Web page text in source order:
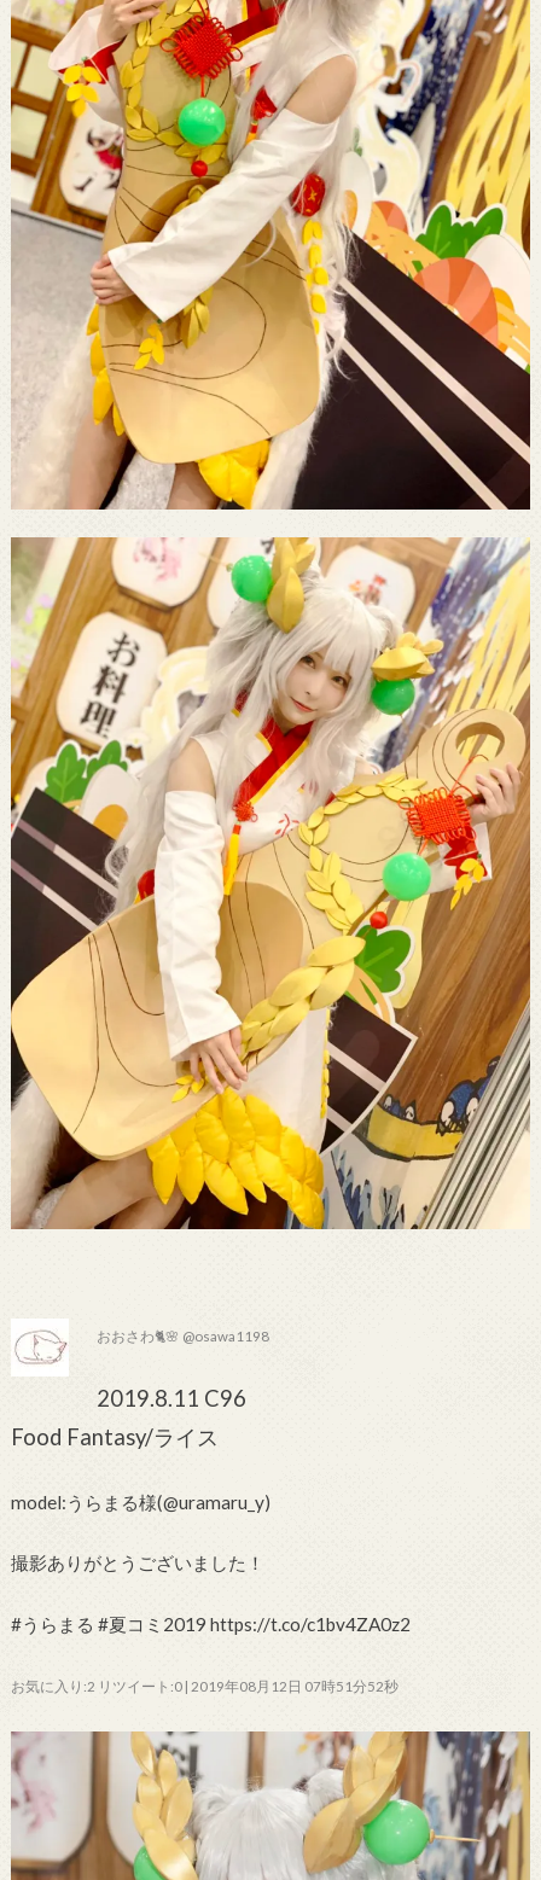
おおさわ🐈🌸 @osawa1198
2019.8.11 C96
Food Fantasy/ライス
model:うらまる様(@uramaru_y)
撮影ありがとうございました！
#うらまる #夏コミ2019 https://t.co/c1bv4ZA0z2
お気に入り:2 リツイート:0 | 2019年08月12日 07時51分52秒